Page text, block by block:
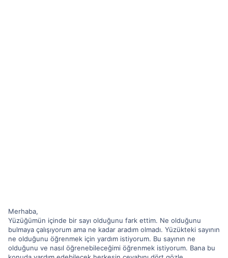
Merhaba,
Yüzüğümün içinde bir sayı olduğunu fark ettim. Ne olduğunu
bulmaya çalışıyorum ama ne kadar aradım olmadı. Yüzükteki sayının
ne olduğunu öğrenmek için yardım istiyorum. Bu sayının ne
olduğunu ve nasıl öğrenebileceğimi öğrenmek istiyorum. Bana bu